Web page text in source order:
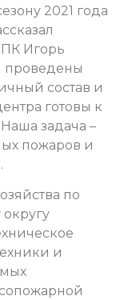
2021 года
Игорь
проведены
состав и
готовы к
задача –
пожаров и
по
и